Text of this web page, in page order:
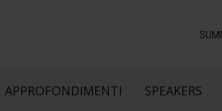
APPROFONDIMENTI SPEAKERS